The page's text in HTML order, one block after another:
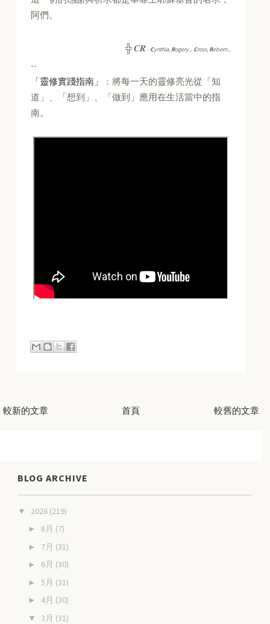
阿們。
╬CR -Cynthia, Rogery... Cross, Reborn...
--
「靈修實踐指南」
：將每一天的靈修亮光從「知
道」、「想到」、「做到」應用在生活當中的指
南。
較新的文章 較舊的文章
首頁
BLOG ARCHIVE
▼ 2026 (219)
► 8月 (7)
► 7月 (31)
► 6月 (30)
► 5月 (31)
► 4月 (30)
▼ 3月 (31)